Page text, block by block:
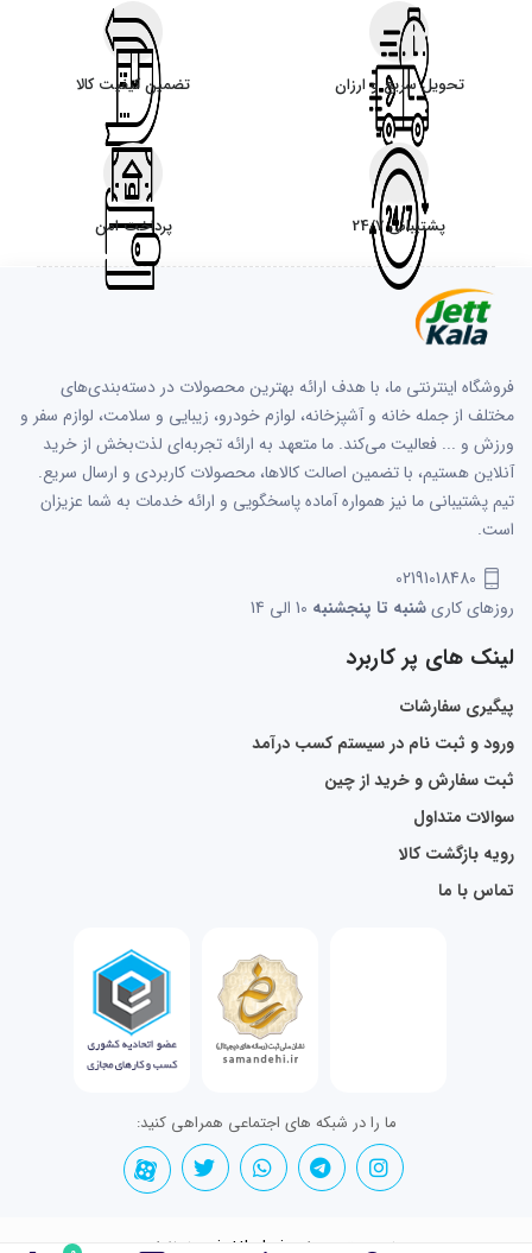
تحویل سریع و ارزان تضمین کیفیت کالا
پشتیبانی 24/7 پرداخت امن
فروشگاه اینترنتی ما، با هدف ارائه بهترین محصولات در دسته‌بندی‌های
مختلف از جمله خانه و آشپزخانه، لوازم خودرو، زیبایی و سلامت، لوازم سفر و
ورزش و ... فعالیت می‌کند. ما متعهد به ارائه تجربه‌ای لذت‌بخش از خرید
آنلاین هستیم، با تضمین اصالت کالاها، محصولات کاربردی و ارسال سریع.
تیم پشتیبانی ما نیز همواره آماده پاسخگویی و ارائه خدمات به شما عزیزان
است.
02191018480
روزهای کاریشنبه تا پنجشنبه
لینک های پر کاربرد
پیگیری سفارشات
ورود و ثبت نام در سیستم کسب درآمد
ثبت سفارش و خرید از چین
سوالات متداول
رویه بازگشت کالا
تماس با ما
ما را در شبکه های اجتماعی همراهی کنید:
تمامی حقوق برای jettkala.ir محفوظ است.